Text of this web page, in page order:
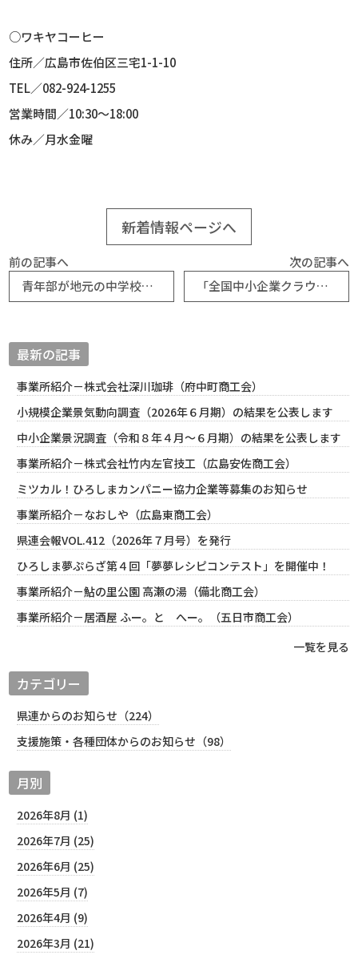
○ワキヤコーヒー
住所／広島市佐伯区三宅1-1-10
TEL／082-924-1255
営業時間／10:30～18:00
休み／月水金曜
新着情報ページへ
前の記事へ
青年部が地元の中学校でSDGｓを学ぶ授業を実施（神辺町商工会）
次の記事へ
「全国中小企業クラウド実践大賞 近畿・中国・四国大会」で審査員特別賞を受賞（尾道しまなみ商工会）
最新の記事
事業所紹介－株式会社深川珈琲（府中町商工会）
小規模企業景気動向調査（2026年６月期）の結果を公表します
中小企業景況調査（令和８年４月～６月期）の結果を公表します
事業所紹介－株式会社竹内左官技工（広島安佐商工会）
ミツカル！ひろしまカンパニー協力企業等募集のお知らせ
事業所紹介－なおしや（広島東商工会）
県連会報VOL.412（2026年７月号）を発行
ひろしま夢ぷらざ第４回「夢夢レシピコンテスト」を開催中！
事業所紹介－鮎の里公園 高瀬の湯（備北商工会）
事業所紹介－居酒屋 ふー。と へー。（五日市商工会）
一覧を見る
カテゴリー
県連からのお知らせ（224）
支援施策・各種団体からのお知らせ（98）
月別
2026年8月 (1)
2026年7月 (25)
2026年6月 (25)
2026年5月 (7)
2026年4月 (9)
2026年3月 (21)